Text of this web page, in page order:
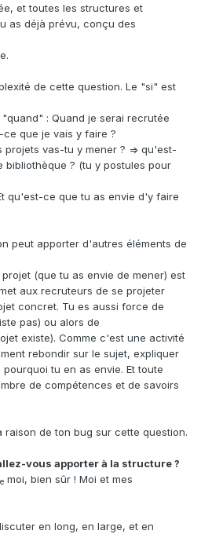
et toutes les structures et
as déjà prévu, conçu des
de cette question. Le "si" est
"quand" : Quand je serai recrutée
que je vais y faire ?
vas-tu y mener ? => qu'est-
? (tu y postules pour
qu'est-ce que tu as envie d'y faire
peut apporter d'autres éléments de
(que tu as envie de mener) est
aux recruteurs de se projeter
concret. Tu es aussi force de
pas) ou alors de
existe). Comme c'est une activité
rebondir sur le sujet, expliquer
tu en as envie. Et toute
de compétences et de savoirs
raison de ton bug sur cette question.
vous apporter à la structure ?
moi, bien sûr ! Moi et mes
en long, en large, et en